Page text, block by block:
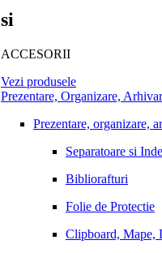
si
ACCESORII
Vezi produsele
Prezentare, Organizare,
Prezentare, organizare,
Separatoare si
Bibliorafturi
Folie de Protectie
Clipboard, Mape,